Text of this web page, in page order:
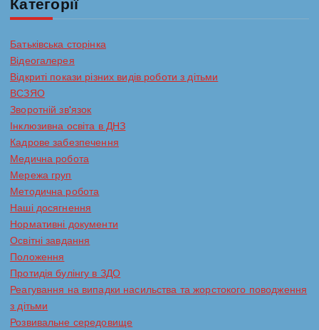
в
Категорії
Батьківська сторінка
Відеогалерея
Відкриті покази різних видів роботи з дітьми
ВСЗЯО
Зворотній зв'язок
Інклюзивна освіта в ДНЗ
Кадрове забезпечення
Медична робота
Мережа груп
Методична робота
Наші досягнення
Нормативні документи
Освітні завдання
Положення
Протидія булінгу в ЗДО
Реагування на випадки насильства та жорстокого поводження
з дітьми
Розвивальне середовище